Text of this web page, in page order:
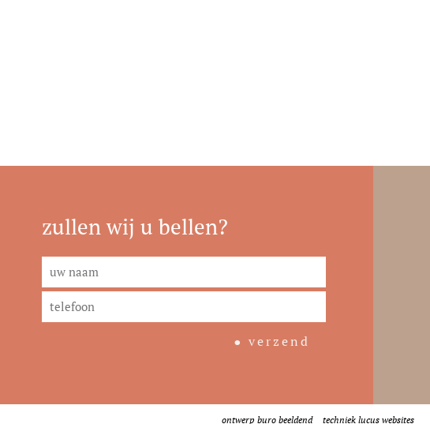
zullen wij u bellen?
verzend
ontwerp buro beeldend techniek lucus websites